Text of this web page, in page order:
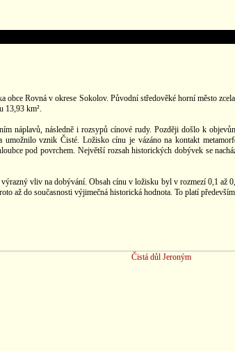
Rovná v okrese Sokolov. Původní středověké horní město
13,93 km².
náplavů, následně i rozsypů cínové rudy. Později došlo k
vznik Čisté. Ložisko cínu je vázáno na kontakt
pod povrchem. Největší rozsah historických dobývek se
vliv na dobývání. Obsah cínu v ložisku byl v rozmezí 0,1
až do současnosti výjimečná historická hodnota. To platí